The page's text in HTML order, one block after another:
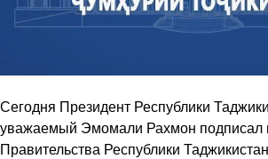
Сегодня Президент Республики
уважаемый Эмомали Рахмон подписал
Правительства Республики